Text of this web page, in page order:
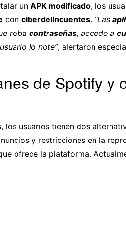
un APK modificado, los
con ciberdelincuentes. “Las
roba contraseñas, accede a
lo note”, alertaron
de Spotify y
, los usuarios tienen dos
y restricciones en la
ofrece la plataforma.